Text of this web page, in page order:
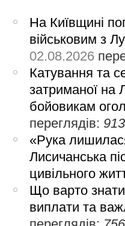
На Київщині
військовим з
02.08.2026
Катування та
затриманої на
бойовикам
переглядів: 913
«Рука
Лисичанська
цивільного
Що варто
виплати та